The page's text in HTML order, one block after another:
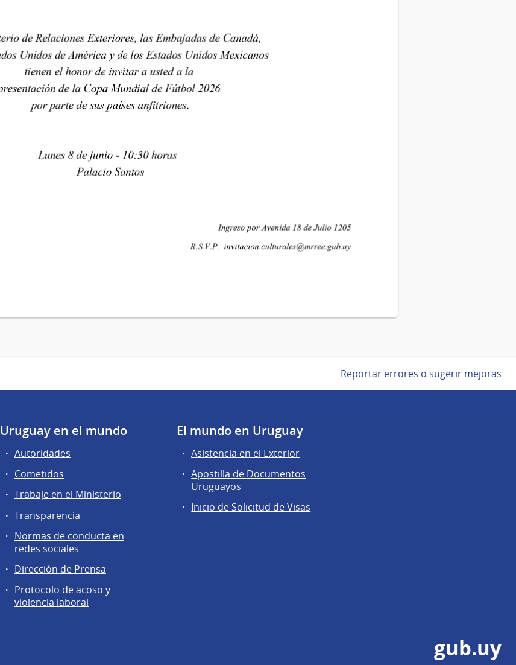
Reportar errores o sugerir mejoras
Uruguay en el mundo
Autoridades
Cometidos
Trabaje en el Ministerio
Transparencia
Normas de conducta en
redes sociales
Dirección de Prensa
Protocolo de acoso y
violencia laboral
El mundo en Uruguay
Asistencia en el Exterior
Apostilla de Documentos
Uruguayos
Inicio de Solicitud de Visas
gub.uy